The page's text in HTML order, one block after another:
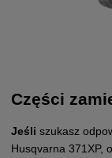
Części
Jeśli szukasz
Husqvarna 371XP,